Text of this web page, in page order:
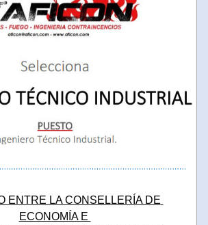
ENTRE LA CONSELLERÍA DE
ECONOMÍA E